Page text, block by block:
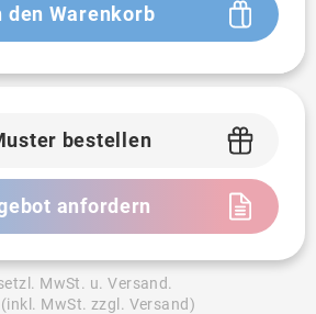
den Warenkorb
bestellen
anfordern
MwSt. u. Versand.
(inkl. MwSt. zzgl. Versand)